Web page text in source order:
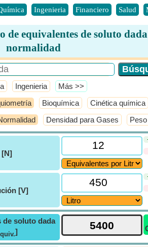
Ingenieria Financiero Salud
de equivalentes de soluto
normalidad
Ingenieria ​Más >>
Bioquímica Cinética química
Densidad para Gases Peso
[N]
[V]
de soluto dada
]